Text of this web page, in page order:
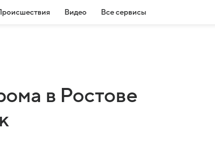
Видео Все сервисы
в Ростове